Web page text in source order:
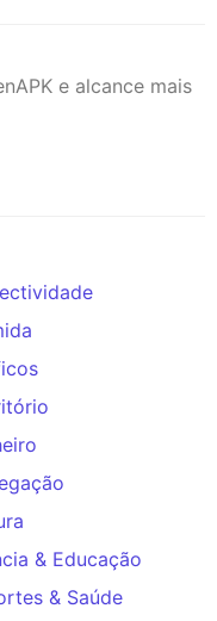
e alcance mais
& Educação
& Saúde